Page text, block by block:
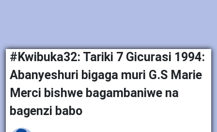
#Kwibuka32: Tariki 7 Gicurasi 1994:
Abanyeshuri bigaga muri G.S Marie
Merci bishwe bagambaniwe na
bagenzi babo